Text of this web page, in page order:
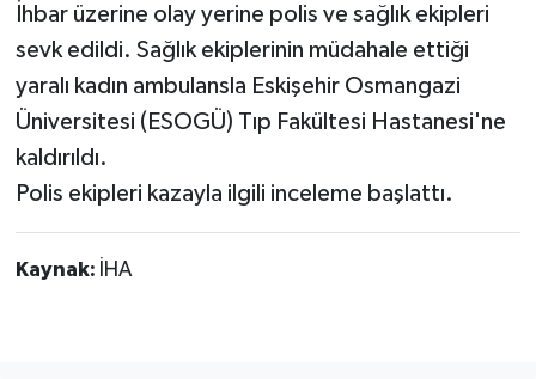
İhbar üzerine olay yerine polis ve sağlık ekipleri
sevk edildi. Sağlık ekiplerinin müdahale ettiği
yaralı kadın ambulansla Eskişehir Osmangazi
Üniversitesi (ESOGÜ) Tıp Fakültesi Hastanesi'ne
kaldırıldı.
Polis ekipleri kazayla ilgili inceleme başlattı.
Kaynak: İHA